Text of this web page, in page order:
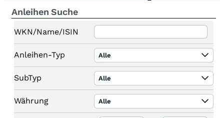
Anleihen Suche
WKN/Name/ISIN
Anleihen-Typ Alle
SubTyp Alle
Währung Alle